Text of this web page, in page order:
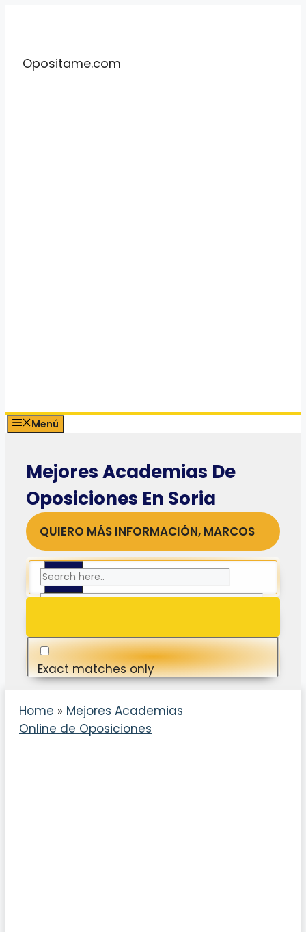
Opositame.com
Menú
Mejores Academias De
Oposiciones En Soria
QUIERO MÁS INFORMACIÓN, MARCOS
Exact matches only
Search in title
Search in content
Home » Mejores Academias
Online de Oposiciones